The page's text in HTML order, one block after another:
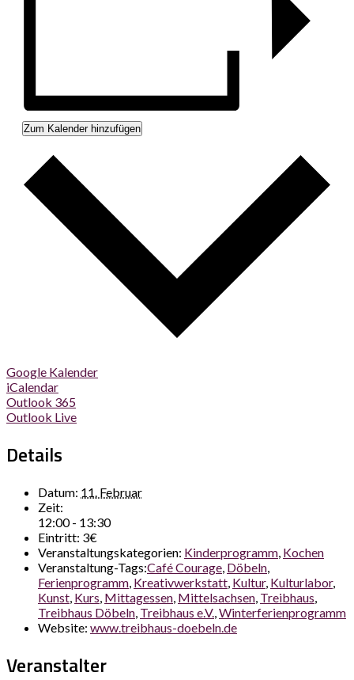
Zum Kalender hinzufügen
Google Kalender
iCalendar
Outlook 365
Outlook Live
Details
Datum: 11. Februar
Zeit:
12:00 - 13:30
Eintritt: 3€
Veranstaltungskategorien: Kinderprogramm Kochen
Veranstaltung-Tags:Café Courage Döbeln
Ferienprogramm Kreativwerkstatt Kultur, Kulturlabor,
Kunst Kurs Mittagessen Mittelsachsen Treibhaus
Treibhaus Döbeln Treibhaus e.V. Winterferienprogramm
Website: www.treibhaus-doebeln.de
Veranstalter